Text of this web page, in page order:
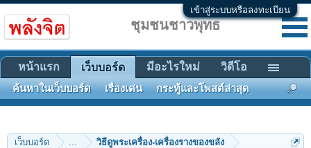
เข้าสู่ระบบหรือลงทะเบียน
เว็บบอร์ด ... วิธีดูพระเครื่อง-เครื่องรางของขลัง
ชุมชนชาวพุทธ
หน้าแรก เว็บบอร์ด
ค้นหาในเว็บบอร์ด เรื่องเด่น กระทู้และโพสต์ล่าสุด
มีอะไรใหม่ วิดีโอ